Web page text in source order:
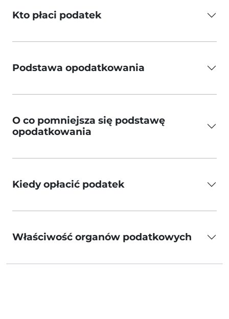
Kto płaci podatek
Podstawa opodatkowania
O co pomniejsza się podstawę
opodatkowania
Kiedy opłacić podatek
Właściwość organów podatkowych